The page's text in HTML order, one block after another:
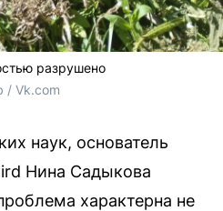
разрушено
/ Vk.com
наук, основатель
Нина Садыкова
характерна не